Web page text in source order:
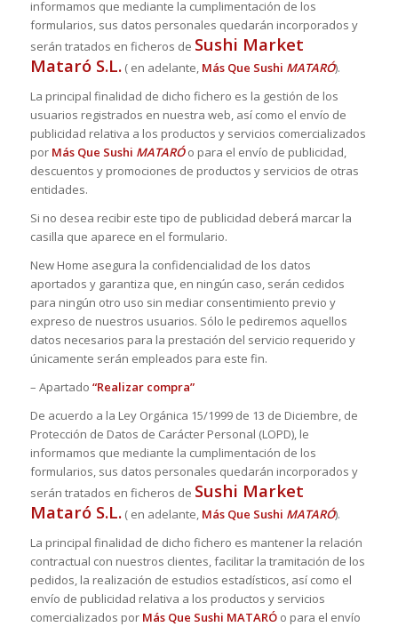
informamos que mediante la cumplimentación de los
formularios, sus datos personales quedarán incorporados y
serán tratados en ficheros de Sushi Market
Mataró S.L.( en adelante, Más Que Sushi MATARÓ).
La principal finalidad de dicho fichero es la gestión de los
usuarios registrados en nuestra web, así como el envío de
publicidad relativa a los productos y servicios comercializados
por Más Que Sushi MATARÓ o para el envío de publicidad,
descuentos y promociones de productos y servicios de otras
entidades.
Si no desea recibir este tipo de publicidad deberá marcar la
casilla que aparece en el formulario.
New Home asegura la confidencialidad de los datos
aportados y garantiza que, en ningún caso, serán cedidos
para ningún otro uso sin mediar consentimiento previo y
expreso de nuestros usuarios. Sólo le pediremos aquellos
datos necesarios para la prestación del servicio requerido y
únicamente serán empleados para este fin.
– Apartado “Realizar compra”
De acuerdo a la Ley Orgánica 15/1999 de 13 de Diciembre, de
Protección de Datos de Carácter Personal (LOPD), le
informamos que mediante la cumplimentación de los
formularios, sus datos personales quedarán incorporados y
serán tratados en ficheros de Sushi Market
Mataró S.L.( en adelante, Más Que Sushi MATARÓ).
La principal finalidad de dicho fichero es mantener la relación
contractual con nuestros clientes, facilitar la tramitación de los
pedidos, la realización de estudios estadísticos, así como el
envío de publicidad relativa a los productos y servicios
comercializados por Más Que Sushi MATARÓo para el envío